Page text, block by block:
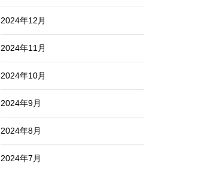
2024年12月
2024年11月
2024年10月
2024年9月
2024年8月
2024年7月